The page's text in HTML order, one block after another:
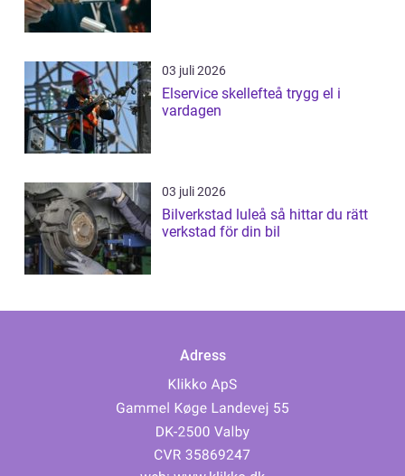
03 juli 2026
Elservice skellefteå trygg el i
vardagen
03 juli 2026
Bilverkstad luleå så hittar du rätt
verkstad för din bil
Adress